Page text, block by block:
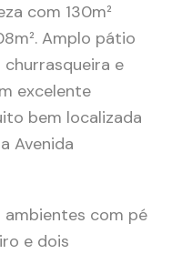
com 130m²
Amplo pátio
e
excelente
bem localizada
Avenida
ambientes com pé
e dois